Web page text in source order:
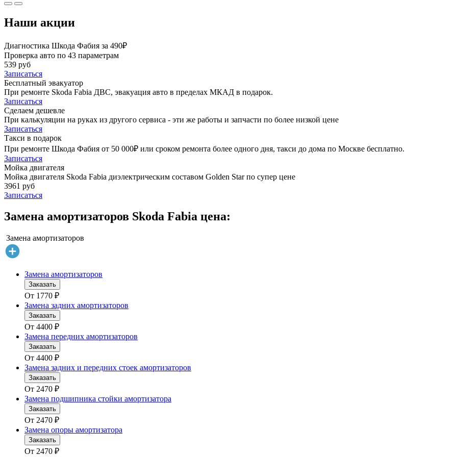
Наши акции
Диагностика Шкода Фабия за 490₽
Проверка авто по 43 параметрам
539 руб
Записаться
Бесплатный эвакуатор
При ремонте Skoda Fabia ДВС, эвакуация авто в пределах МКАД в подарок.
Записаться
Сделаем дешевле
При калькуляции на руках из другого сервиса - эти же работы и запчасти по более низкой цене
Записаться
Такси в подарок
При ремонте Шкода Фабия от 50 000₽ или сроком ремонта более одного дня, такси до дома по Москве бесплатно.
Записаться
Мойка двигателя
Мойка двигателя Skoda Fabia диэлектрическим составом Golden Star по супер цене
3961 руб
Записаться
Замена амортизаторов Skoda Fabia цена:
Замена амортизаторов
Замена амортизаторов
Заказать
От 1770 ₽
Замена задних амортизаторов
Заказать
От 4400 ₽
Замена передних амортизаторов
Заказать
От 4400 ₽
Замена задних и передних стоек амортизаторов
Заказать
От 2470 ₽
Замена подшипника стойки амортизатора
Заказать
От 2470 ₽
Замена опоры амортизатора
Заказать
От 2470 ₽